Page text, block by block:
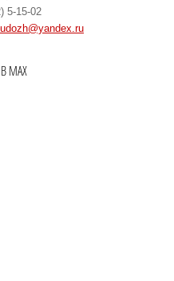
5-15-02
MAX